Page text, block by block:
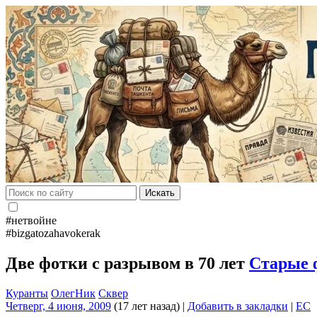
Искать
#нетвойне
#bizgatozahavokerak
Две фотки с разрывом в 70 лет Старые
Куранты ОлегНик Сквер
Четверг, 4 июня, 2009 (17 лет назад) | Добавить в закладки | EC